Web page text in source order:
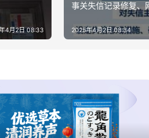
4月2日 08:33
事关失信记录修复、
2025年4月2日 08:34